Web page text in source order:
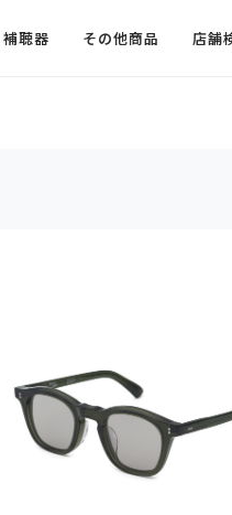
補聴器 その他商品 店舗